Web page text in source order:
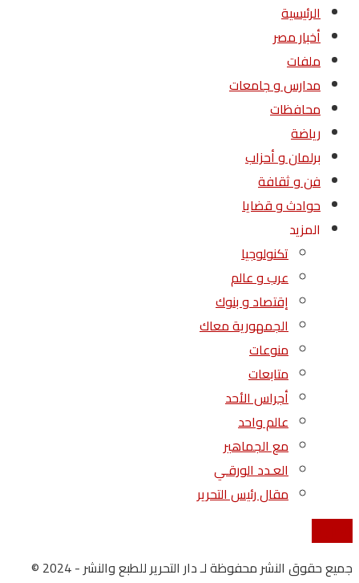
الرئيسية
أخبار مصر
ملفات
مدارس و جامعات
محافظات
رياضة
برلمان و أحزاب
فن و ثقافة
حوادث و قضايا
المزيد
تكنولوجيا
عرب و عالم
إقتصاد و بنوك
الجمهورية معاك
منوعات
متابعات
أجراس الأحد
عالم واحد
مع الجماهير
العـدد الورقـي
مقال رئيس التحرير
جميع حقوق النشر محفوظة لـ دار التحرير للطبع والنشر - 2024 ©